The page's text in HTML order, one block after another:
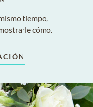
tiempo,
cómo.